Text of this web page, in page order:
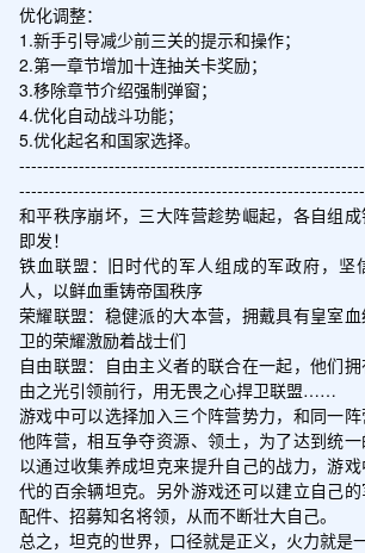
优化调整：
1.新手引导减少前三关的提示和操作；
2.第一章节增加十连抽关卡奖励；
3.移除章节介绍强制弹窗；
4.优化自动战斗功能；
5.优化起名和国家选择。
和平秩序崩坏，三大阵营趁势崛起，各自组
即发！
铁血联盟：旧时代的军人组成的军政府，坚
人，以鲜血重铸帝国秩序
荣耀联盟：稳健派的大本营，拥戴具有皇室
卫的荣耀激励着战士们
自由联盟：自由主义者的联合在一起，他们
由之光引领前行，用无畏之心捍卫联盟……
游戏中可以选择加入三个阵营势力，和同一
他阵营，相互争夺资源、领土，为了达到统
以通过收集养成坦克来提升自己的战力，游
代的百余辆坦克。另外游戏还可以建立自己
配件、招募知名将领，从而不断壮大自己。
总之，坦克的世界，口径就是正义，火力就是一